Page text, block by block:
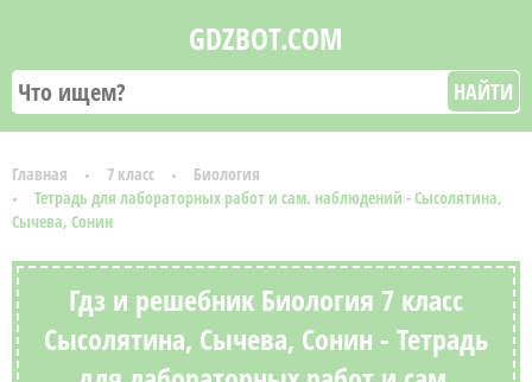
GDZBOT.COM
НАЙТИ
Главная 7 класс
Биология
Тетрадь для лабораторных работ и сам. наблюдений - Сысолятина,
Сычева, Сонин
Гдз и решебник Биология 7 класс
Сысолятина, Сычева, Сонин - Тетрадь